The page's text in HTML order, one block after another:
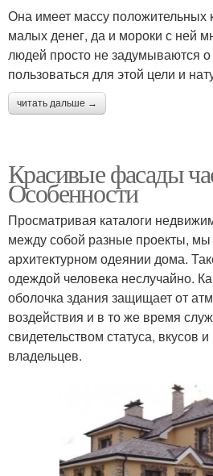
Она имеет массу положительных
малых денег, да и мороки с ней
людей просто не задумываются
пользоваться для этой цели и
читать дальше →
Красивые фасады
Особенности
Просматривая каталоги
между собой разные проекты, мы
архитектурном одеянии дома.
одеждой человека неслучайно.
оболочка здания защищает от
воздействия и в то же время
свидетельством статуса, вкусов
владельцев.